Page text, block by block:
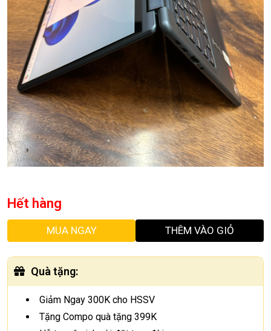
Hết hàng
MUA NGAY THÊM VÀO GIỎ
Quà tặng:
Giảm Ngay 300K cho HSSV
Tặng Compo quà tặng 399K